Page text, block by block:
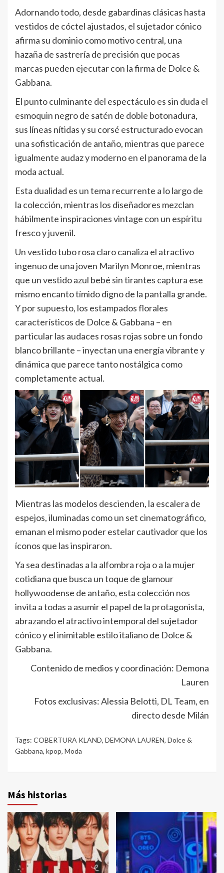
Adornando todo, desde gabardinas clásicas hasta
vestidos de cóctel ajustados, el sujetador cónico
afirma su dominio como motivo central, una
hazaña de sastrería de precisión que pocas
marcas pueden ejecutar con la firma de Dolce &
Gabbana.
El punto culminante del espectáculo es sin duda el
esmoquin negro de satén de doble botonadura,
sus líneas nítidas y su corsé estructurado evocan
una sofisticación de antaño, mientras que parece
igualmente audaz y moderno en el panorama de la
moda actual.
Esta dualidad es un tema recurrente a lo largo de
la colección, mientras los diseñadores mezclan
hábilmente inspiraciones vintage con un espíritu
fresco y juvenil.
Un vestido tubo rosa claro canaliza el atractivo
ingenuo de una joven Marilyn Monroe, mientras
que un vestido azul bebé sin tirantes captura ese
mismo encanto tímido digno de la pantalla grande.
Y por supuesto, los estampados florales
característicos de Dolce & Gabbana – en
particular las audaces rosas rojas sobre un fondo
blanco brillante – inyectan una energía vibrante y
dinámica que parece tanto nostálgica como
completamente actual.
Mientras las modelos descienden, la escalera de
espejos, iluminadas como un set cinematográfico,
emanan el mismo poder estelar cautivador que los
íconos que las inspiraron.
Ya sea destinadas a la alfombra roja o a la mujer
cotidiana que busca un toque de glamour
hollywoodense de antaño, esta colección nos
invita a todas a asumir el papel de la protagonista,
abrazando el atractivo intemporal del sujetador
cónico y el inimitable estilo italiano de Dolce &
Gabbana.
Contenido de medios y coordinación: Demona
Lauren
Fotos exclusivas: Alessia Belotti, DL Team, en
directo desde Milán
Tags: COBERTURA KLAND, DEMONA LAUREN, Dolce &
Gabbana, kpop, Moda
Más historias